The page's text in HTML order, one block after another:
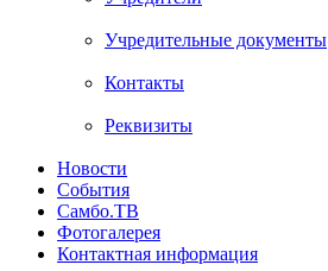
Учредительные документы
Контакты
Реквизиты
Новости
События
Самбо.ТВ
Фотогалерея
Контактная информация